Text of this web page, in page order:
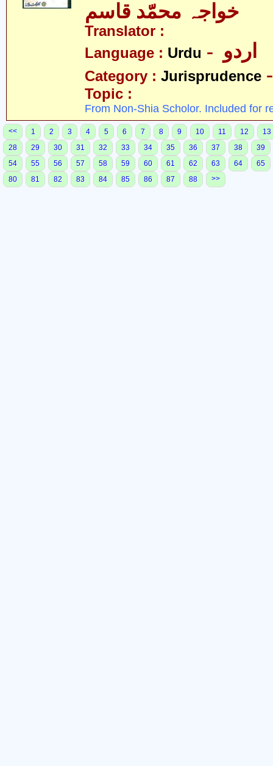
خواجہ محمّد قاسم
Translator :
Language : Urdu
Category : Jurisprudence
Topic :
From Non-Shia Scholor. Included for
<< 1 2 3 4 5 6 7 8 9 10 11 12
13
28
29 30 31 32 33 34 35 36 37 38
39
54
55 56 57 58 59 60 61 62 63 64
65
80
81 82 83 84 85 86 87 88 >>